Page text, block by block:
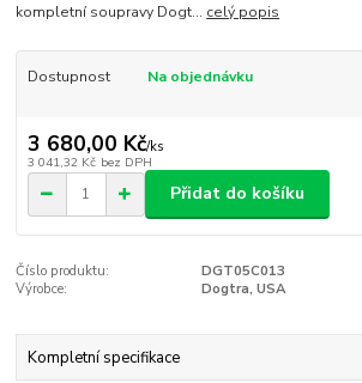
kompletní soupravy Dogt... celý popis
Dostupnost Na objednávku
3 680,00 Kč/ks
3 041,32 Kč bez DPH
Přidat do košíku
Číslo produktu:
DGT05C013
Výrobce:
Dogtra, USA
Kompletní specifikace